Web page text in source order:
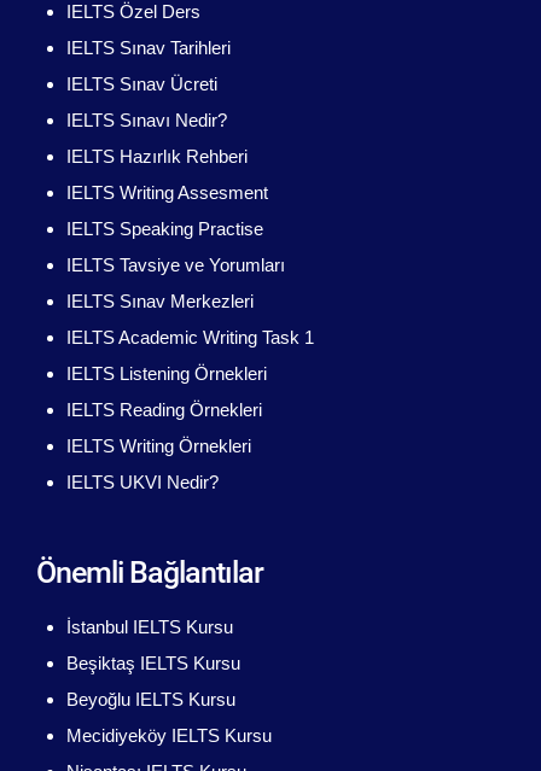
IELTS Özel Ders
IELTS Sınav Tarihleri
IELTS Sınav Ücreti
IELTS Sınavı Nedir?
IELTS Hazırlık Rehberi
IELTS Writing Assesment
IELTS Speaking Practise
IELTS Tavsiye ve Yorumları
IELTS Sınav Merkezleri
IELTS Academic Writing Task 1
IELTS Listening Örnekleri
IELTS Reading Örnekleri
IELTS Writing Örnekleri
IELTS UKVI Nedir?
Önemli Bağlantılar
İstanbul IELTS Kursu
Beşiktaş IELTS Kursu
Beyoğlu IELTS Kursu
Mecidiyeköy IELTS Kursu